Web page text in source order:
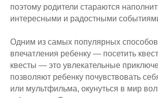
поэтому родители стараются
интересными и радостными
Одним из самых популярных
впечатления ребенку — посетить
квесты — это увлекательные
позволяют ребенку почувствовать
или мультфильма, окунуться в мир